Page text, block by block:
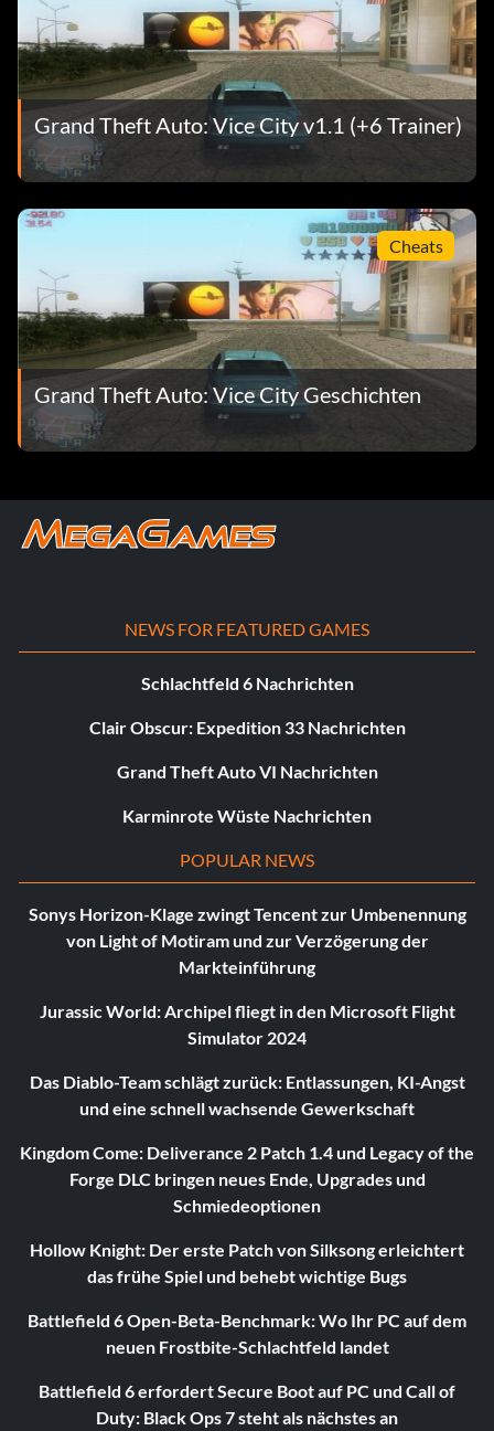
Grand Theft Auto: Vice City v1.1 (+6 Trainer)
Cheats
Grand Theft Auto: Vice City Geschichten
NEWS FOR FEATURED GAMES
Schlachtfeld 6 Nachrichten
Clair Obscur: Expedition 33 Nachrichten
Grand Theft Auto VI Nachrichten
Karminrote Wüste Nachrichten
POPULAR NEWS
Sonys Horizon-Klage zwingt Tencent zur Umbenennung
von Light of Motiram und zur Verzögerung der
Markteinführung
Jurassic World: Archipel fliegt in den Microsoft Flight
Simulator 2024
Das Diablo-Team schlägt zurück: Entlassungen, KI-Angst
und eine schnell wachsende Gewerkschaft
Kingdom Come: Deliverance 2 Patch 1.4 und Legacy of the
Forge DLC bringen neues Ende, Upgrades und
Schmiedeoptionen
Hollow Knight: Der erste Patch von Silksong erleichtert
das frühe Spiel und behebt wichtige Bugs
Battlefield 6 Open-Beta-Benchmark: Wo Ihr PC auf dem
neuen Frostbite-Schlachtfeld landet
Battlefield 6 erfordert Secure Boot auf PC und Call of
Duty: Black Ops 7 steht als nächstes an